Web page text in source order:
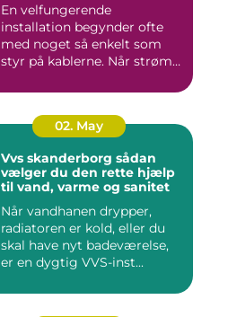
En velfungerende
installation begynder ofte
med noget så enkelt som
styr på kablerne. Når strøm-,
02. May
Vvs skanderborg sådan
vælger du den rette hjælp
til vand, varme og sanitet
Når vandhanen drypper,
radiatoren er kold, eller du
skal have nyt badeværelse,
er en dygtig VVS-inst...